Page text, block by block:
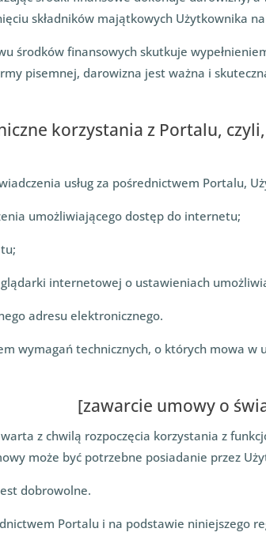
składników majątkowych Użytkownika
środków finansowych skutkuje
pisemnej, darowizna jest ważna i
korzystania z Portalu,
usług za pośrednictwem Portalu,
umożliwiającego dostęp do internetu;
internetowej o ustawieniach
adresu elektronicznego.
wymagań technicznych, o których mowa
[zawarcie umowy o
z chwilą rozpoczęcia korzystania z
może być potrzebne posiadanie przez
dobrowolne.
Portalu i na podstawie niniejszego